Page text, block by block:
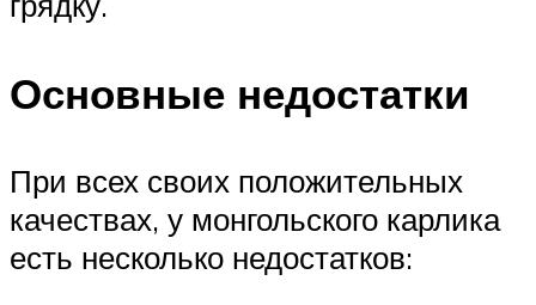
Основные недостатки
При всех своих положительных
качествах, у монгольского карлика
есть несколько недостатков: